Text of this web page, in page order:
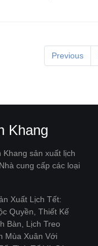
Previous
Khang
Khang sản xuất lịch
cung cấp các loại
Xuất Lịch Tết:
Quyền, Thiết Kế
Bàn, Lịch Treo
Mùa Xuân Với